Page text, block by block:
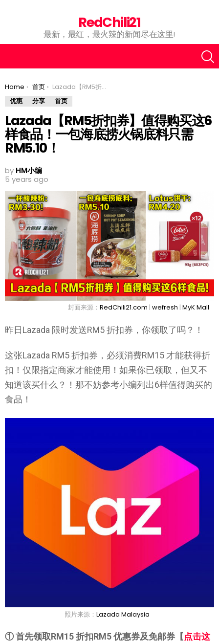
RedChili21
最新，最红，最火辣的新闻尽在这里!
You are here:
Home 首页
Lazada【RM5折扣券】值得购买这6样食品！一包海底捞火锅底料只需RM5.10！
优惠
分享 首页
Lazada【RM5折扣券】值得购买这6
样食品！一包海底捞火锅底料只需
RM5.10！
by HM小编
5 years ago
封面来源： RedChili21.com | wefresh | MyK Mall
昨日Lazada 限时发送RM5 折扣券，你领取了吗？！
这张Lazada RM5 折扣券，必须消费RM15 才能获得折
扣！仅限指定商家才能使用！如果你已领取，但又不
知道该买什么？！那不妨参考小编列出6样值得购买的
食品！
照片来源： Lazada Malaysia
① 首先领取RM15 折扣RM5 优惠券及免邮券 【点击这